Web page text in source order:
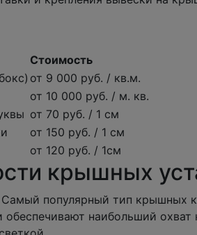
Стоимость
от 9 000 руб. / кв.м.
от 10 000 руб. / м. кв.
от 70 руб. / 1 см
от 150 руб. / 1 см
от 120 руб. / 1см
крышных
популярный тип крышных
обеспечивают наибольший